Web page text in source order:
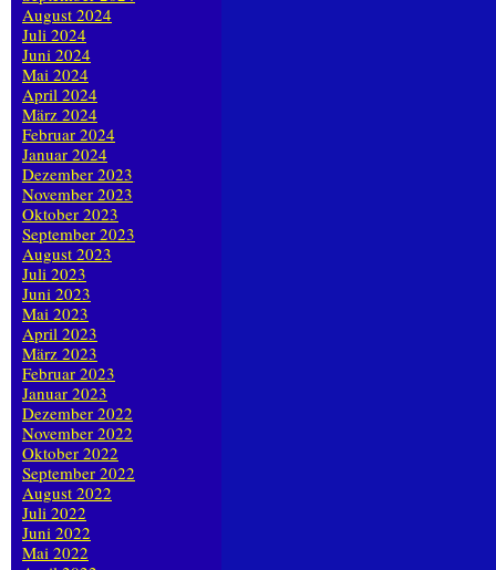
August 2024
Juli 2024
Juni 2024
Mai 2024
April 2024
März 2024
Februar 2024
Januar 2024
Dezember 2023
November 2023
Oktober 2023
September 2023
August 2023
Juli 2023
Juni 2023
Mai 2023
April 2023
März 2023
Februar 2023
Januar 2023
Dezember 2022
November 2022
Oktober 2022
September 2022
August 2022
Juli 2022
Juni 2022
Mai 2022